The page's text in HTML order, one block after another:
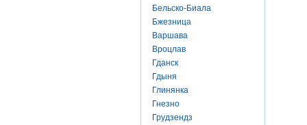
Бельско-Биала
Бжезница
Варшава
Вроцлав
Гданск
Гдыня
Глинянка
Гнезно
Грудзендз